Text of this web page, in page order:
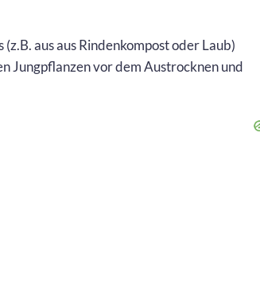
aus aus Rindenkompost oder Laub)
Jungpflanzen vor dem Austrocknen und